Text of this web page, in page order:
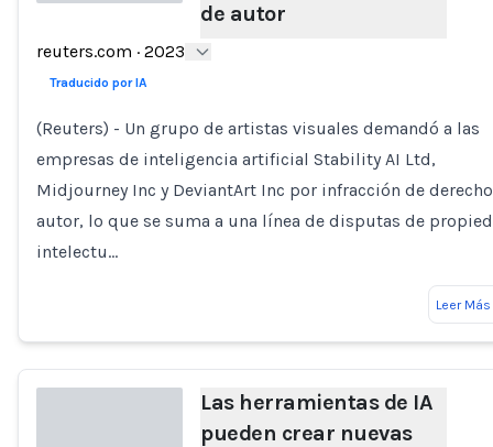
Loading...
de autor
reuters.com · 2023
Traducido por IA
(Reuters) - Un grupo de artistas visuales demandó a las
empresas de inteligencia artificial Stability AI Ltd,
Midjourney Inc y DeviantArt Inc por infracción de
autor, lo que se suma a una línea de disputas de
intelectu…
Leer Más
Las herramientas de IA
pueden crear nuevas